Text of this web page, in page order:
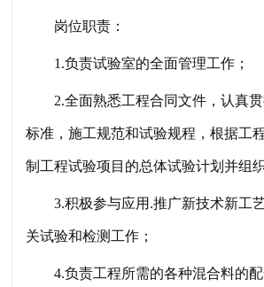
岗位职责：
1.负责试验室的全面管理工作；
2.全面熟悉工程合同文件，认真
标准，施工规范和试验规程，根据工
制工程试验项目的总体试验计划并组
3.积极参与应用.推广新技术新工
关试验和检测工作；
4.负责工程所需的各种混合料的配